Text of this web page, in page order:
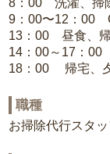
8：00 洗濯、掃
9：00〜12：00
13：00 昼食、
14：00～17：
18：00 帰宅、
職種
お掃除代行スタッ